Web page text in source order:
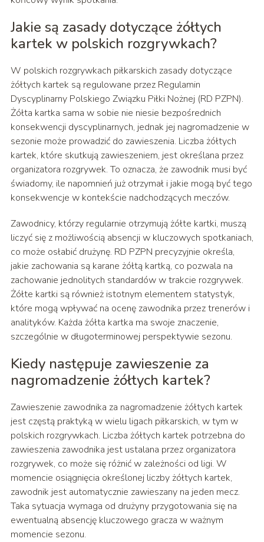
Jakie są zasady dotyczące żółtych
kartek w polskich rozgrywkach?
W polskich rozgrywkach piłkarskich zasady dotyczące
żółtych kartek są regulowane przez Regulamin
Dyscyplinarny Polskiego Związku Piłki Nożnej (RD PZPN).
Żółta kartka sama w sobie nie niesie bezpośrednich
konsekwencji dyscyplinarnych, jednak jej nagromadzenie w
sezonie może prowadzić do zawieszenia. Liczba żółtych
kartek, które skutkują zawieszeniem, jest określana przez
organizatora rozgrywek. To oznacza, że zawodnik musi być
świadomy, ile napomnień już otrzymał i jakie mogą być tego
konsekwencje w kontekście nadchodzących meczów.
Zawodnicy, którzy regularnie otrzymują żółte kartki, muszą
liczyć się z możliwością absencji w kluczowych spotkaniach,
co może osłabić drużynę. RD PZPN precyzyjnie określa,
jakie zachowania są karane żółtą kartką, co pozwala na
zachowanie jednolitych standardów w trakcie rozgrywek.
Żółte kartki są również istotnym elementem statystyk,
które mogą wpływać na ocenę zawodnika przez trenerów i
analityków. Każda żółta kartka ma swoje znaczenie,
szczególnie w długoterminowej perspektywie sezonu.
Kiedy następuje zawieszenie za
nagromadzenie żółtych kartek?
Zawieszenie zawodnika za nagromadzenie żółtych kartek
jest częstą praktyką w wielu ligach piłkarskich, w tym w
polskich rozgrywkach. Liczba żółtych kartek potrzebna do
zawieszenia zawodnika jest ustalana przez organizatora
rozgrywek, co może się różnić w zależności od ligi. W
momencie osiągnięcia określonej liczby żółtych kartek,
zawodnik jest automatycznie zawieszany na jeden mecz.
Taka sytuacja wymaga od drużyny przygotowania się na
ewentualną absencję kluczowego gracza w ważnym
momencie sezonu.